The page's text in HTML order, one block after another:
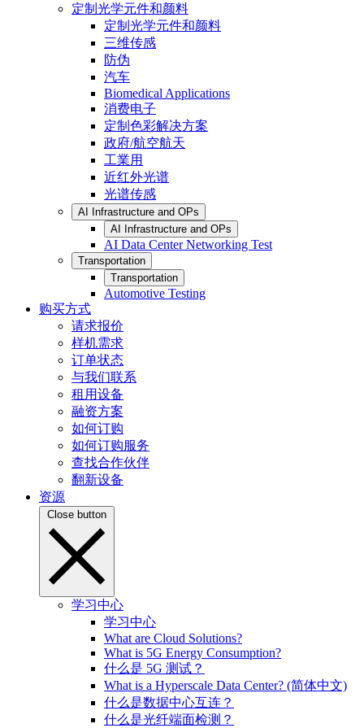
定制光学元件和颜料
定制光学元件和颜料
三维传感
防伪
汽车
Biomedical Applications
消费电子
定制色彩解决方案
政府/航空航天
工業用
近红外光谱
光谱传感
AI Infrastructure and OPs
AI Infrastructure and OPs
AI Data Center Networking Test
Transportation
Transportation
Automotive Testing
购买方式
请求报价
样机需求
订单状态
与我们联系
租用设备
融资方案
如何订购
如何订购服务
查找合作伙伴
翻新设备
资源
Close button
学习中心
学习中心
What are Cloud Solutions?
What is 5G Energy Consumption?
什么是 5G 测试？
What is a Hyperscale Data Center? (简体中文)
什么是数据中心互连？
什么是光纤端面检测？